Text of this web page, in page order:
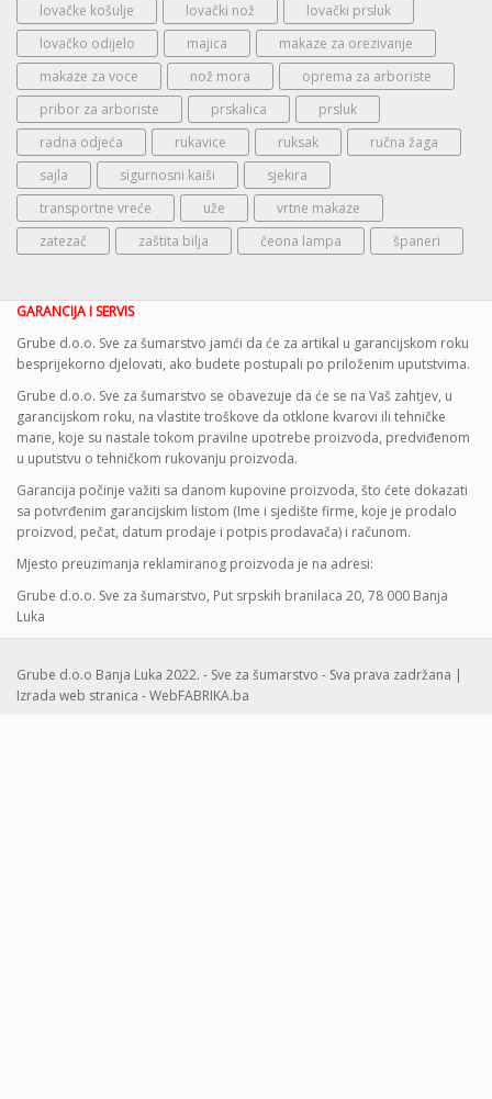
lovačke košulje
lovački nož
lovački prsluk
lovačko odijelo
majica
makaze za orezivanje
makaze za voce
nož mora
oprema za arboriste
pribor za arboriste
prskalica
prsluk
radna odjeća
rukavice ruksak
ručna žaga
sajla
sigurnosni kaiši
sjekira
transportne vreće
uže
vrtne makaze
zatezač
zaštita bilja čeona lampa španeri
GARANCIJA I SERVIS
Grube d.o.o. Sve za šumarstvo jamći da će za artikal u garancijskom roku
besprijekorno djelovati, ako budete postupali po priloženim uputstvima.
Grube d.o.o. Sve za šumarstvo se obavezuje da će se na Vaš zahtjev, u
garancijskom roku, na vlastite troškove da otklone kvarovi ili tehničke
mane, koje su nastale tokom pravilne upotrebe proizvoda, predviđenom
u uputstvu o tehničkom rukovanju proizvoda.
Garancija počinje važiti sa danom kupovine proizvoda, što ćete dokazati
sa potvrđenim garancijskim listom (Ime i sjedište firme, koje je prodalo
proizvod, pečat, datum prodaje i potpis prodavača) i računom.
Mjesto preuzimanja reklamiranog proizvoda je na adresi:
Grube d.o.o. Sve za šumarstvo, Put srpskih branilaca 20, 78 000 Banja
Luka
Grube d.o.o Banja Luka 2022. - Sve za šumarstvo - Sva prava zadržana |
Izrada web stranica - WebFABRIKA.ba